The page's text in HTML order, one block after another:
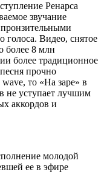
Ренарса
звучание
голоса. Видео, снятое
более 8 млн
более традиционное
прочно
то «На заре» в
не уступает лучшим
аккордов и
молодой
ее в эфире